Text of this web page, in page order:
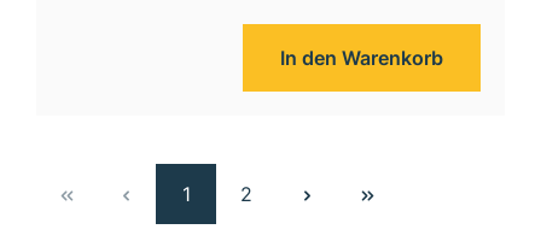
In den Warenkorb
1 2